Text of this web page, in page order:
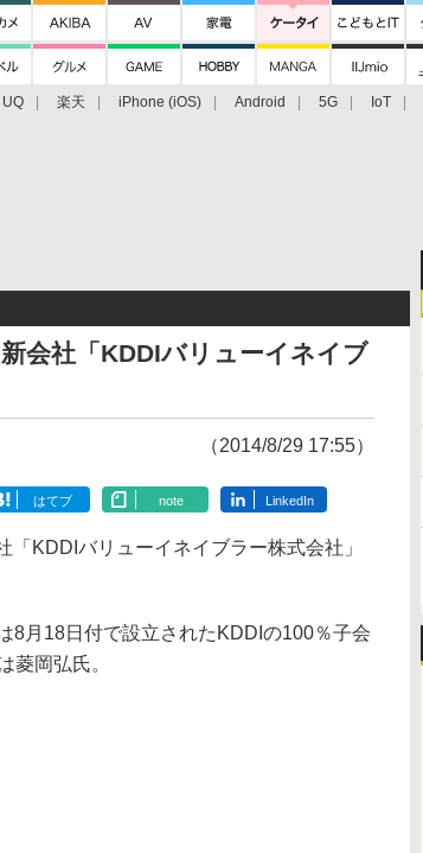
UQ 楽天 iPhone (iOS) Android 5G IoT
会社「KDDIバリューイネイブ
（2014/8/29 17:55）
はてブ note LinkedIn
KDDIバリューイネイブラー株式会社」
月18日付で設立されたKDDIの100％子会
菱岡弘氏。